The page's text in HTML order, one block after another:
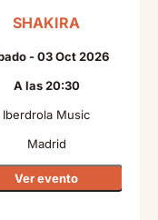
SHAKIRA
- 03 Oct 2026
A las 20:30
Iberdrola Music
Madrid
Ver evento